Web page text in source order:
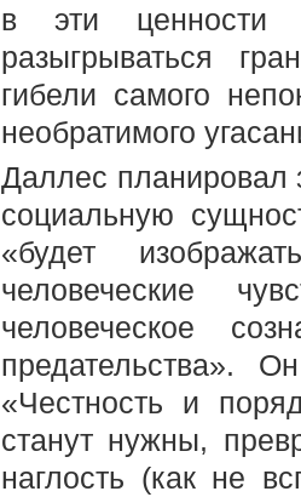
в эти ценности
разыгрываться
гибели самого
необратимого
Даллес планировал
социальную
«будет
человеческие
человеческое
предательства».
«Честность и
станут нужны,
наглость (как не